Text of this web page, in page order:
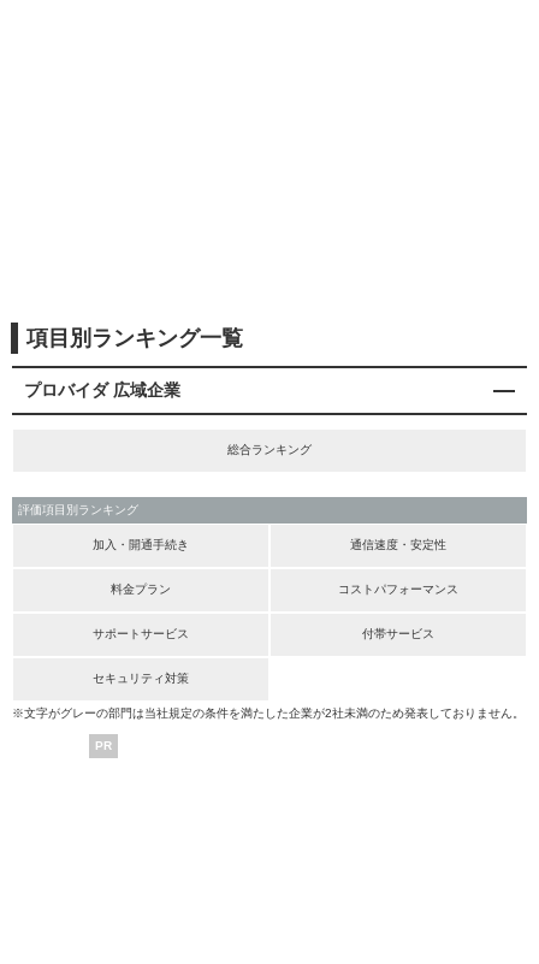
項目別ランキング一覧
プロバイダ 広域企業
総合ランキング
評価項目別ランキング
加入・開通手続き 通信速度・安定性
料金プラン コストパフォーマンス
サポートサービス 付帯サービス
セキュリティ対策
※文字がグレーの部門は当社規定の条件を満たした企業が2社未満のため発表しておりません。
PR